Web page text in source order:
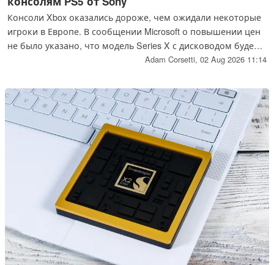
Консоли Xbox оказались дороже, чем ожидали некоторые
игроки в Европе. В сообщении Microsoft о повышении цен
не было указано, что модель Series X с дисководом будет
стоить 799,99 евро. В настоящее время PS5 предлагает
как растут сомнения относительно доступности Project
Helix.
Adam Corsetti, 02 Aug 2026 11:14